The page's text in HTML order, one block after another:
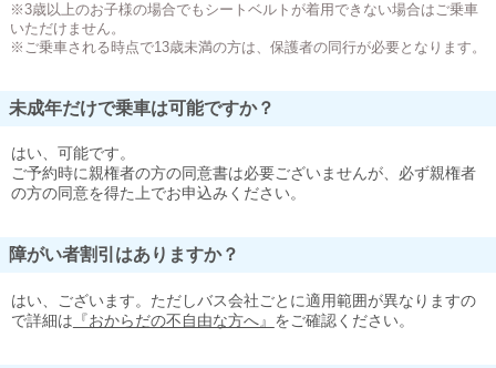
※3歳以上のお子様の場合でもシートベルトが着用できない場合はご乗車
いただけません。
※ご乗車される時点で13歳未満の方は、保護者の同行が必要となります。
未成年だけで乗車は可能ですか？
はい、可能です。
ご予約時に親権者の方の同意書は必要ございませんが、必ず親権者
の方の同意を得た上でお申込みください。
障がい者割引はありますか？
はい、ございます。ただしバス会社ごとに適用範囲が異なりますの
で詳細は 『おからだの不自由な方へ』 をご確認ください。